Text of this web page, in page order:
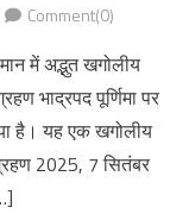
Comment(0)
में अद्भुत खगोलीय
भाद्रपद पूर्णिमा पर
है। यह एक खगोलीय
2025, 7 सितंबर